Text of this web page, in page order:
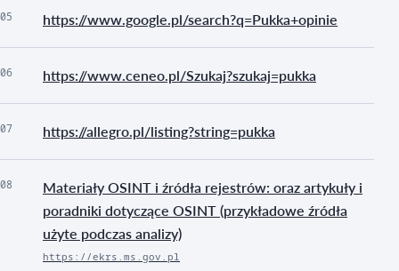
05 https://www.google.pl/search?q=Pukka+opinie
06 https://www.ceneo.pl/Szukaj?szukaj=pukka
07 https://allegro.pl/listing?string=pukka
08
Materiały OSINT i źródła rejestrów: oraz artykuły i
poradniki dotyczące OSINT (przykładowe źródła
użyte podczas analizy)
https://ekrs.ms.gov.pl